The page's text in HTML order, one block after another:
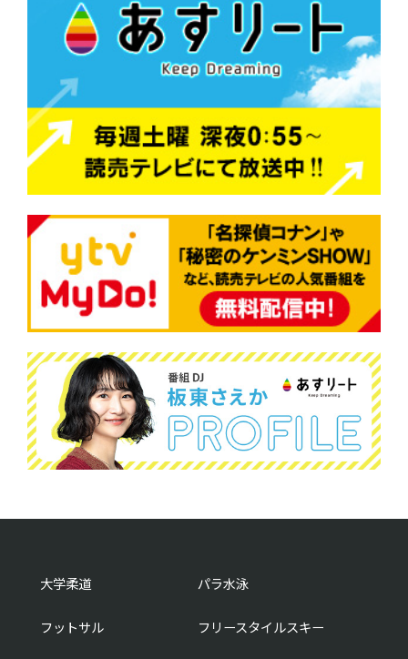
大学柔道 パラ水泳
フットサル フリースタイルスキー